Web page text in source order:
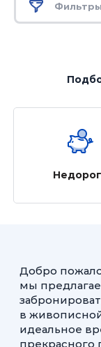
Фильтры
Добро
мы
в
идеальное
прекрасного